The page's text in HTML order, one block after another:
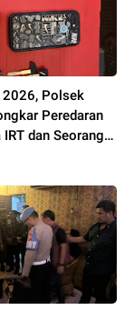
2026, Polsek
Peredaran
IRT dan Seorang